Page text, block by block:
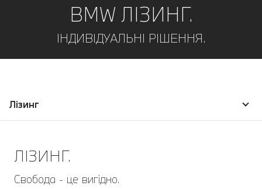
BMW ЛІЗИНГ.
ІНДИВІДУАЛЬНІ РІШЕННЯ.
Лізинг
ЛІЗИНГ.
Свобода - це вигідно.